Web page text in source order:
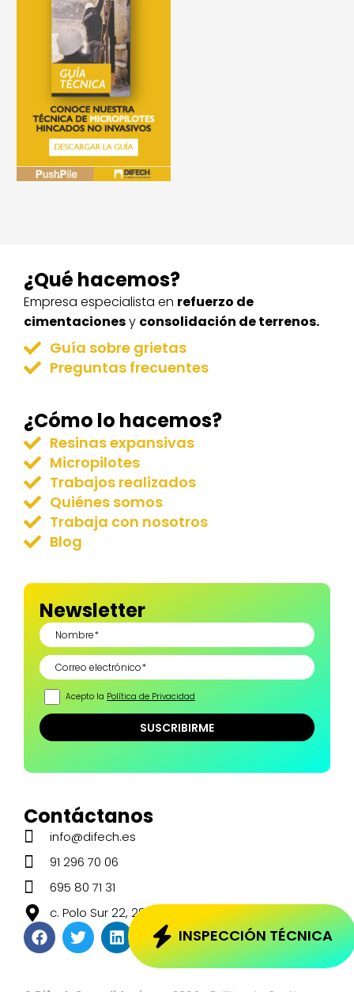
INSPECCIÓN TÉCNICA
¿Qué hacemos?
Empresa especialista en refuerzo de
cimentacionesy consolidación de terrenos.
Guía sobre grietas
Preguntas frecuentes
¿Cómo lo hacemos?
Resinas expansivas
Micropilotes
Trabajos realizados
Quiénes somos
Trabaja con nosotros
Blog
Newsletter
Acepto la Política de Privacidad
Contáctanos
info@difech.es
91 296 70 06
695 80 71 31
c. Polo Sur 22, 28850 Torrejón de Ardoz, Madrid